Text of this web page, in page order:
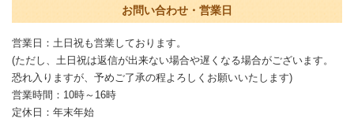
お問い合わせ・営業日
営業日：土日祝も営業しております。
(ただし、土日祝は返信が出来ない場合や遅くなる場合がございます。
恐れ入りますが、予めご了承の程よろしくお願いいたします)
営業時間：10時～16時
定休日：年末年始